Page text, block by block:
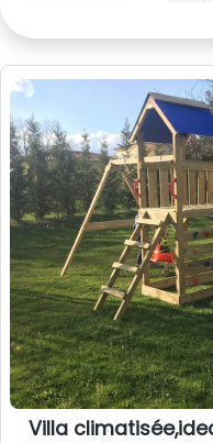
Villa